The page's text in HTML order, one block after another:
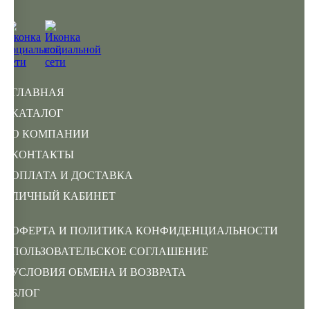
ГЛАВНАЯ
КАТАЛОГ
О КОМПАНИИ
КОНТАКТЫ
ОПЛАТА И ДОСТАВКА
ЛИЧНЫЙ КАБИНЕТ
ОФЕРТА И ПОЛИТИКА КОНФИДЕНЦИАЛЬНОСТИ
ПОЛЬЗОВАТЕЛЬСКОЕ СОГЛАШЕНИЕ
УСЛОВИЯ ОБМЕНА И ВОЗВРАТА
БЛОГ